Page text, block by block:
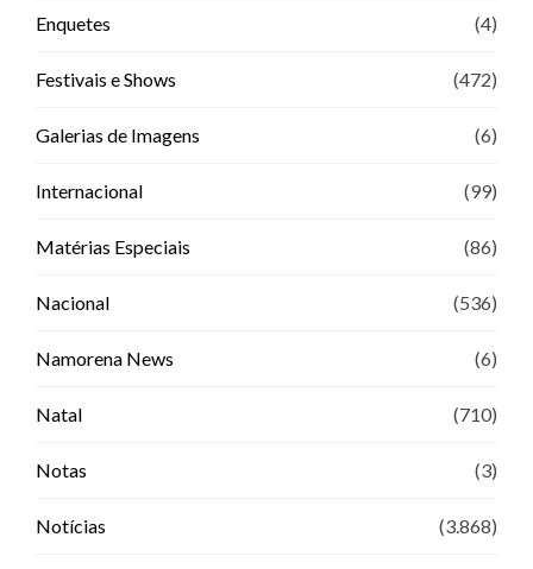
Enquetes (4)
Festivais e Shows (472)
Galerias de Imagens (6)
Internacional (99)
Matérias Especiais (86)
Nacional (536)
Namorena News (6)
Natal (710)
Notas (3)
Notícias (3.868)